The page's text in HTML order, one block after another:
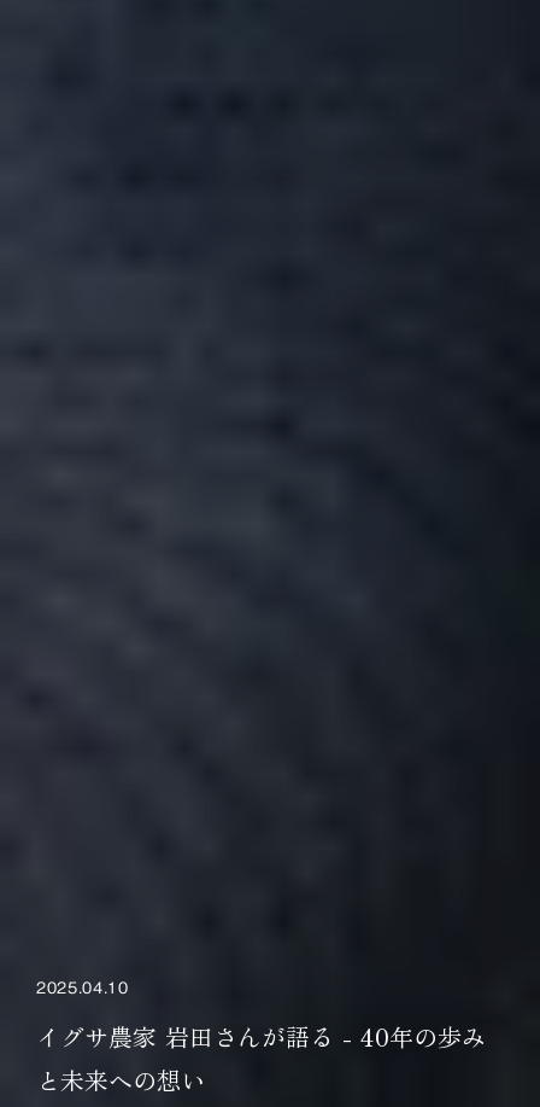
2025.04.10
イグサ農家 岩田さんが語る - 40年の歩み
と未来への想い